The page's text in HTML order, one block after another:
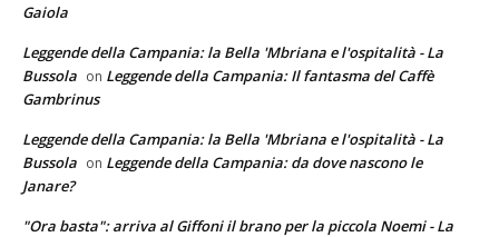
Gaiola
Leggende della Campania: la Bella 'Mbriana e l'ospitalità - La
Bussola on Leggende della Campania: Il fantasma del Caffè
Gambrinus
Leggende della Campania: la Bella 'Mbriana e l'ospitalità - La
Bussola on Leggende della Campania: da dove nascono le
Janare?
"Ora basta": arriva al Giffoni il brano per la piccola Noemi - La